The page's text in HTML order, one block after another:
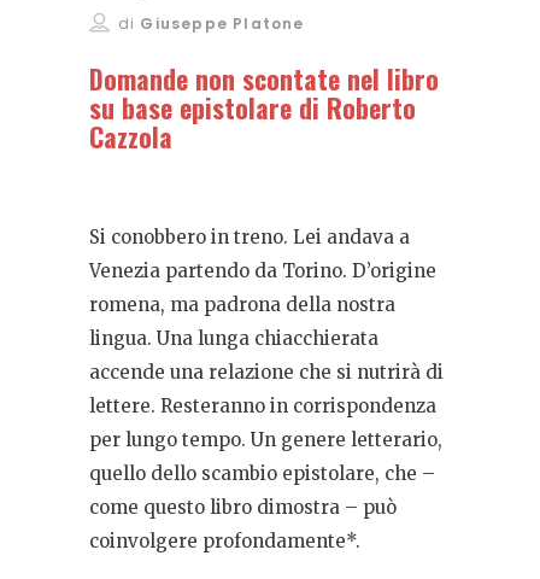
di Giuseppe Platone
Domande non scontate nel libro
su base epistolare di Roberto
Cazzola
Si conobbero in treno. Lei andava a
Venezia partendo da Torino. D’origine
romena, ma padrona della nostra
lingua. Una lunga chiacchierata
accende una relazione che si nutrirà di
lettere. Resteranno in corrispondenza
per lungo tempo. Un genere letterario,
quello dello scambio epistolare, che –
come questo libro dimostra – può
coinvolgere profondamente*.